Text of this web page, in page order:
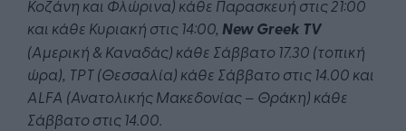
Κοζάνη και Φλώρινα) κάθε Παρασκευή στις 21:00
και κάθε Κυριακή στις 14:00, New Greek TV
(Αμερική & Καναδάς) κάθε Σάββατο 17.30 (τοπική
ώρα), ΤΡΤ (Θεσσαλία) κάθε Σάββατο στις 14.00 και
ALFA (Ανατολικής Μακεδονίας– Θράκη) κάθε
Σάββατο στις 14.00.